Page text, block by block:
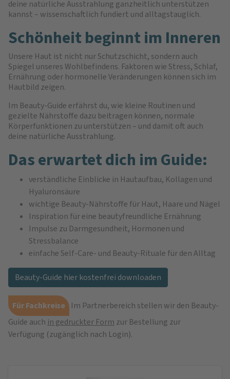
deine natürliche Ausstrahlung ganzheitlich unterstützen
kannst – wissenschaftlich fundiert und alltagstauglich.
Schönheit beginnt im Inneren
Unsere Haut ist nicht nur Schutzschicht, sondern auch
Spiegel unseres Wohlbefindens. Faktoren wie Stress, Schlaf,
Ernährung oder hormonelle Veränderungen können sich im
Hautbild zeigen.
Im Beauty-Guide erfährst du, wie kleine Routinen und
gezielte Nährstoffe dazu beitragen können, normale
Körperfunktionen zu unterstützen – und damit oft auch
deine natürliche Ausstrahlung.
Das erwartet dich im Guide:
verständliche Einblicke in Hautaufbau, Kollagen und
Hyaluronsäure
wichtige Beauty-Nährstoffe für Haut, Haare und Nägel
Inspiration für eine beautyfreundliche Ernährung
Impulse zu Darmgesundheit, Hormonen und
Stressbalance
einfache Self-Care- und Beauty-Rituale für den Alltag
Beauty-Guide hier kostenfrei downloaden
Für Fachkreise
Im Partnerbereich stellen wir den Beauty-
Guide auch in gedruckter Form zur Bestellung zur
Verfügung (zugänglich nach Login).